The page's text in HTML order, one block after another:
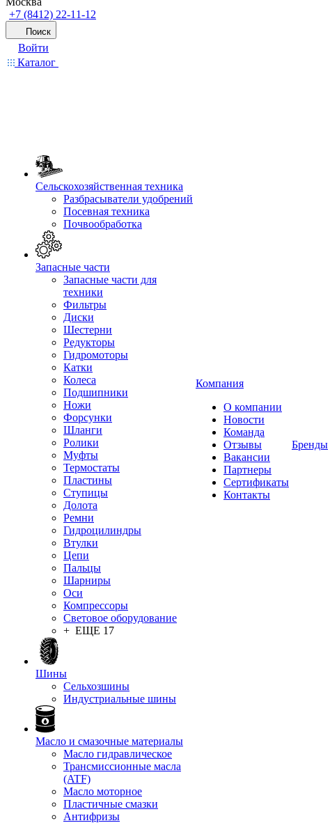
+7 (8412) 22-11-12
Поиск
Войти
Каталог
Сельскохозяйственная техника
Разбрасыватели удобрений
Посевная техника
Почвообработка
Запасные части
Запасные части для
техники
Фильтры
Диски
Шестерни
Редукторы
Гидромоторы
Катки
Колеса
Подшипники
Ножи
Форсунки
Шланги
Ролики
Муфты
Термостаты
Пластины
Ступицы
Долота
Ремни
Гидроцилиндры
Втулки
Цепи
Пальцы
Шарниры
Оси
Компрессоры
Световое оборудование
+ ЕЩЕ 17
Шины
Сельхозшины
Индустриальные шины
Масло и смазочные материалы
Масло гидравлическое
Трансмиссионные масла
(ATF)
Масло моторное
Пластичные смазки
Антифризы
Компания
О компании
Новости
Команда
Отзывы
Вакансии
Партнеры
Сертификаты
Контакты
Бренды